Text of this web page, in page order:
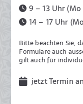
.
J
u
n
i
2
9 – 13 Uhr
14 – 17 Uhr
Bitte beachten Sie,
Formulare auch
gilt auch für
jetzt Termin